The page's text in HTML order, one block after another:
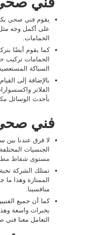
يقوم فني صحي
على أكمل وجه
الحمامات.
كما يقوم أيضًا
الحمامات تركيب
السباكة
بالإضافة إلى
الفلاتر
بأحدث الوسائل
فني
لا فرق عندنا بين
الجنسيات
مستوى شفاط
تمتلك الشركة
الممتازة وهذا ما
منافسينا.
كما أن جميع
بخبرات واسعة
التعامل معنا فني